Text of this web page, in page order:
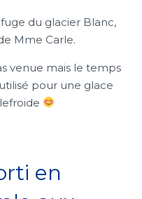
du glacier Blanc,
Mme Carle.
venue mais le temps
pour une glace
en